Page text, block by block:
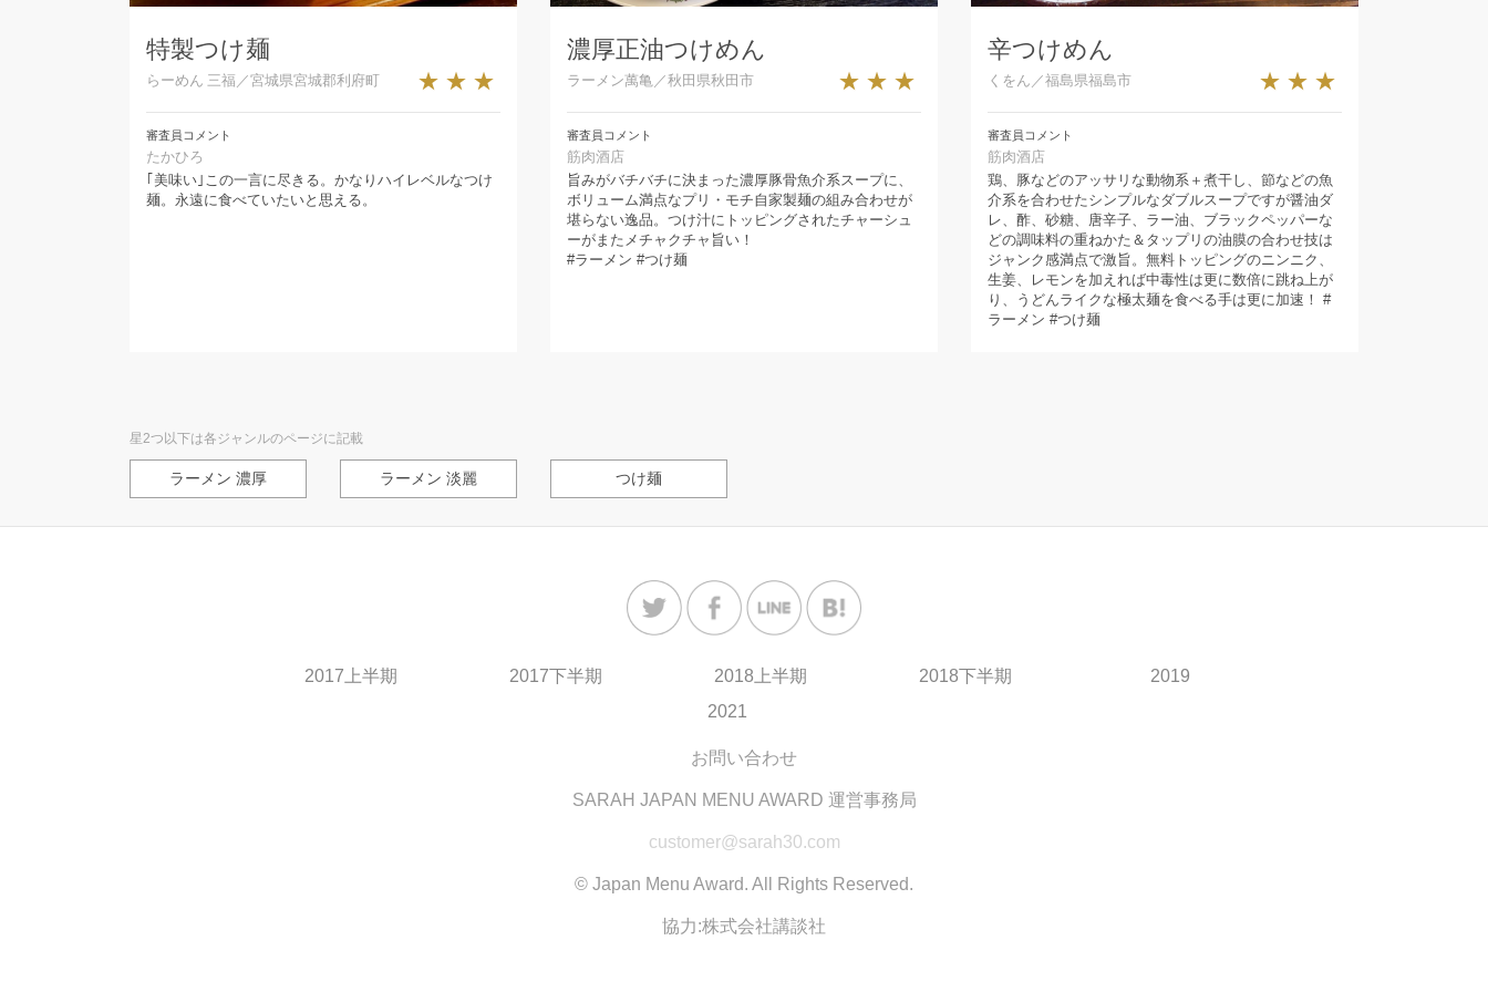
特製つけ麺
らーめん 三福／宮城県宮城郡利府町 ★★★
審査員コメント
たかひろ
｢美味い｣この一言に尽きる。かなりハイレベルなつけ
麺。永遠に食べていたいと思える。
濃厚正油つけめん
ラーメン萬亀／秋田県秋田市 ★★★
審査員コメント
筋肉酒店
旨みがバチバチに決まった濃厚豚骨魚介系スープに、
ボリューム満点なプリ・モチ自家製麺の組み合わせが
堪らない逸品。つけ汁にトッピングされたチャーシュ
ーがまたメチャクチャ旨い！
#ラーメン #つけ麺
辛つけめん
くをん／福島県福島市 ★★★
審査員コメント
筋肉酒店
鶏、豚などのアッサリな動物系＋煮干し、節などの魚
介系を合わせたシンプルなダブルスープですが醤油ダ
レ、酢、砂糖、唐辛子、ラー油、ブラックペッパーな
どの調味料の重ねかた＆タップリの油膜の合わせ技は
ジャンク感満点で激旨。無料トッピングのニンニク、
生姜、レモンを加えれば中毒性は更に数倍に跳ね上が
り、うどんライクな極太麺を食べる手は更に加速！ #
ラーメン #つけ麺
星2つ以下は各ジャンルのページに記載
ラーメン 濃厚 ラーメン 淡麗 つけ麺
2017上半期 2017下半期 2018上半期 2018下半期
2019
2021
お問い合わせ
SARAH JAPAN MENU AWARD 運営事務局
customer@sarah30.com
© Japan Menu Award. All Rights Reserved.
協力:株式会社講談社